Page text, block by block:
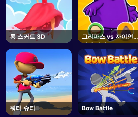
롱 스커트 3D
그리마스 vs 자이언트
광대 신발
워터 슈티 Bow Battle